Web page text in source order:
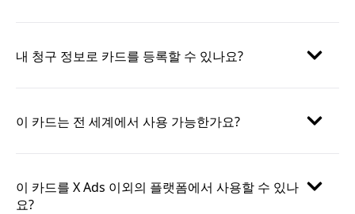
내 청구 정보로 카드를 등록할 수 있나요?
이 카드는 전 세계에서 사용 가능한가요?
이 카드를 X Ads 이외의 플랫폼에서 사용할 수 있나
요?